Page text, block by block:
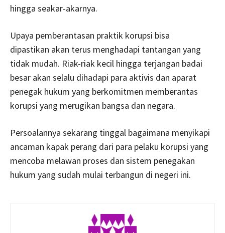
hingga seakar-akarnya.
Upaya pemberantasan praktik korupsi bisa
dipastikan akan terus menghadapi tantangan yang
tidak mudah. Riak-riak kecil hingga terjangan badai
besar akan selalu dihadapi para aktivis dan aparat
penegak hukum yang berkomitmen memberantas
korupsi yang merugikan bangsa dan negara.
Persoalannya sekarang tinggal bagaimana menyikapi
ancaman kapak perang dari para pelaku korupsi yang
mencoba melawan proses dan sistem penegakan
hukum yang sudah mulai terbangun di negeri ini.